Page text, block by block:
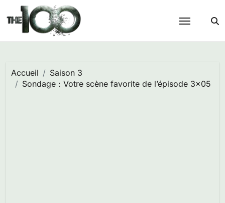
Passer
au
contenu
Accueil
Saison 3
Sondage : Votre scène favorite de l’épisode 3×05